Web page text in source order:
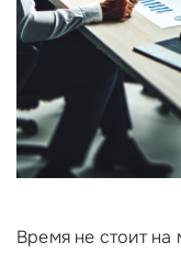
Время не стоит